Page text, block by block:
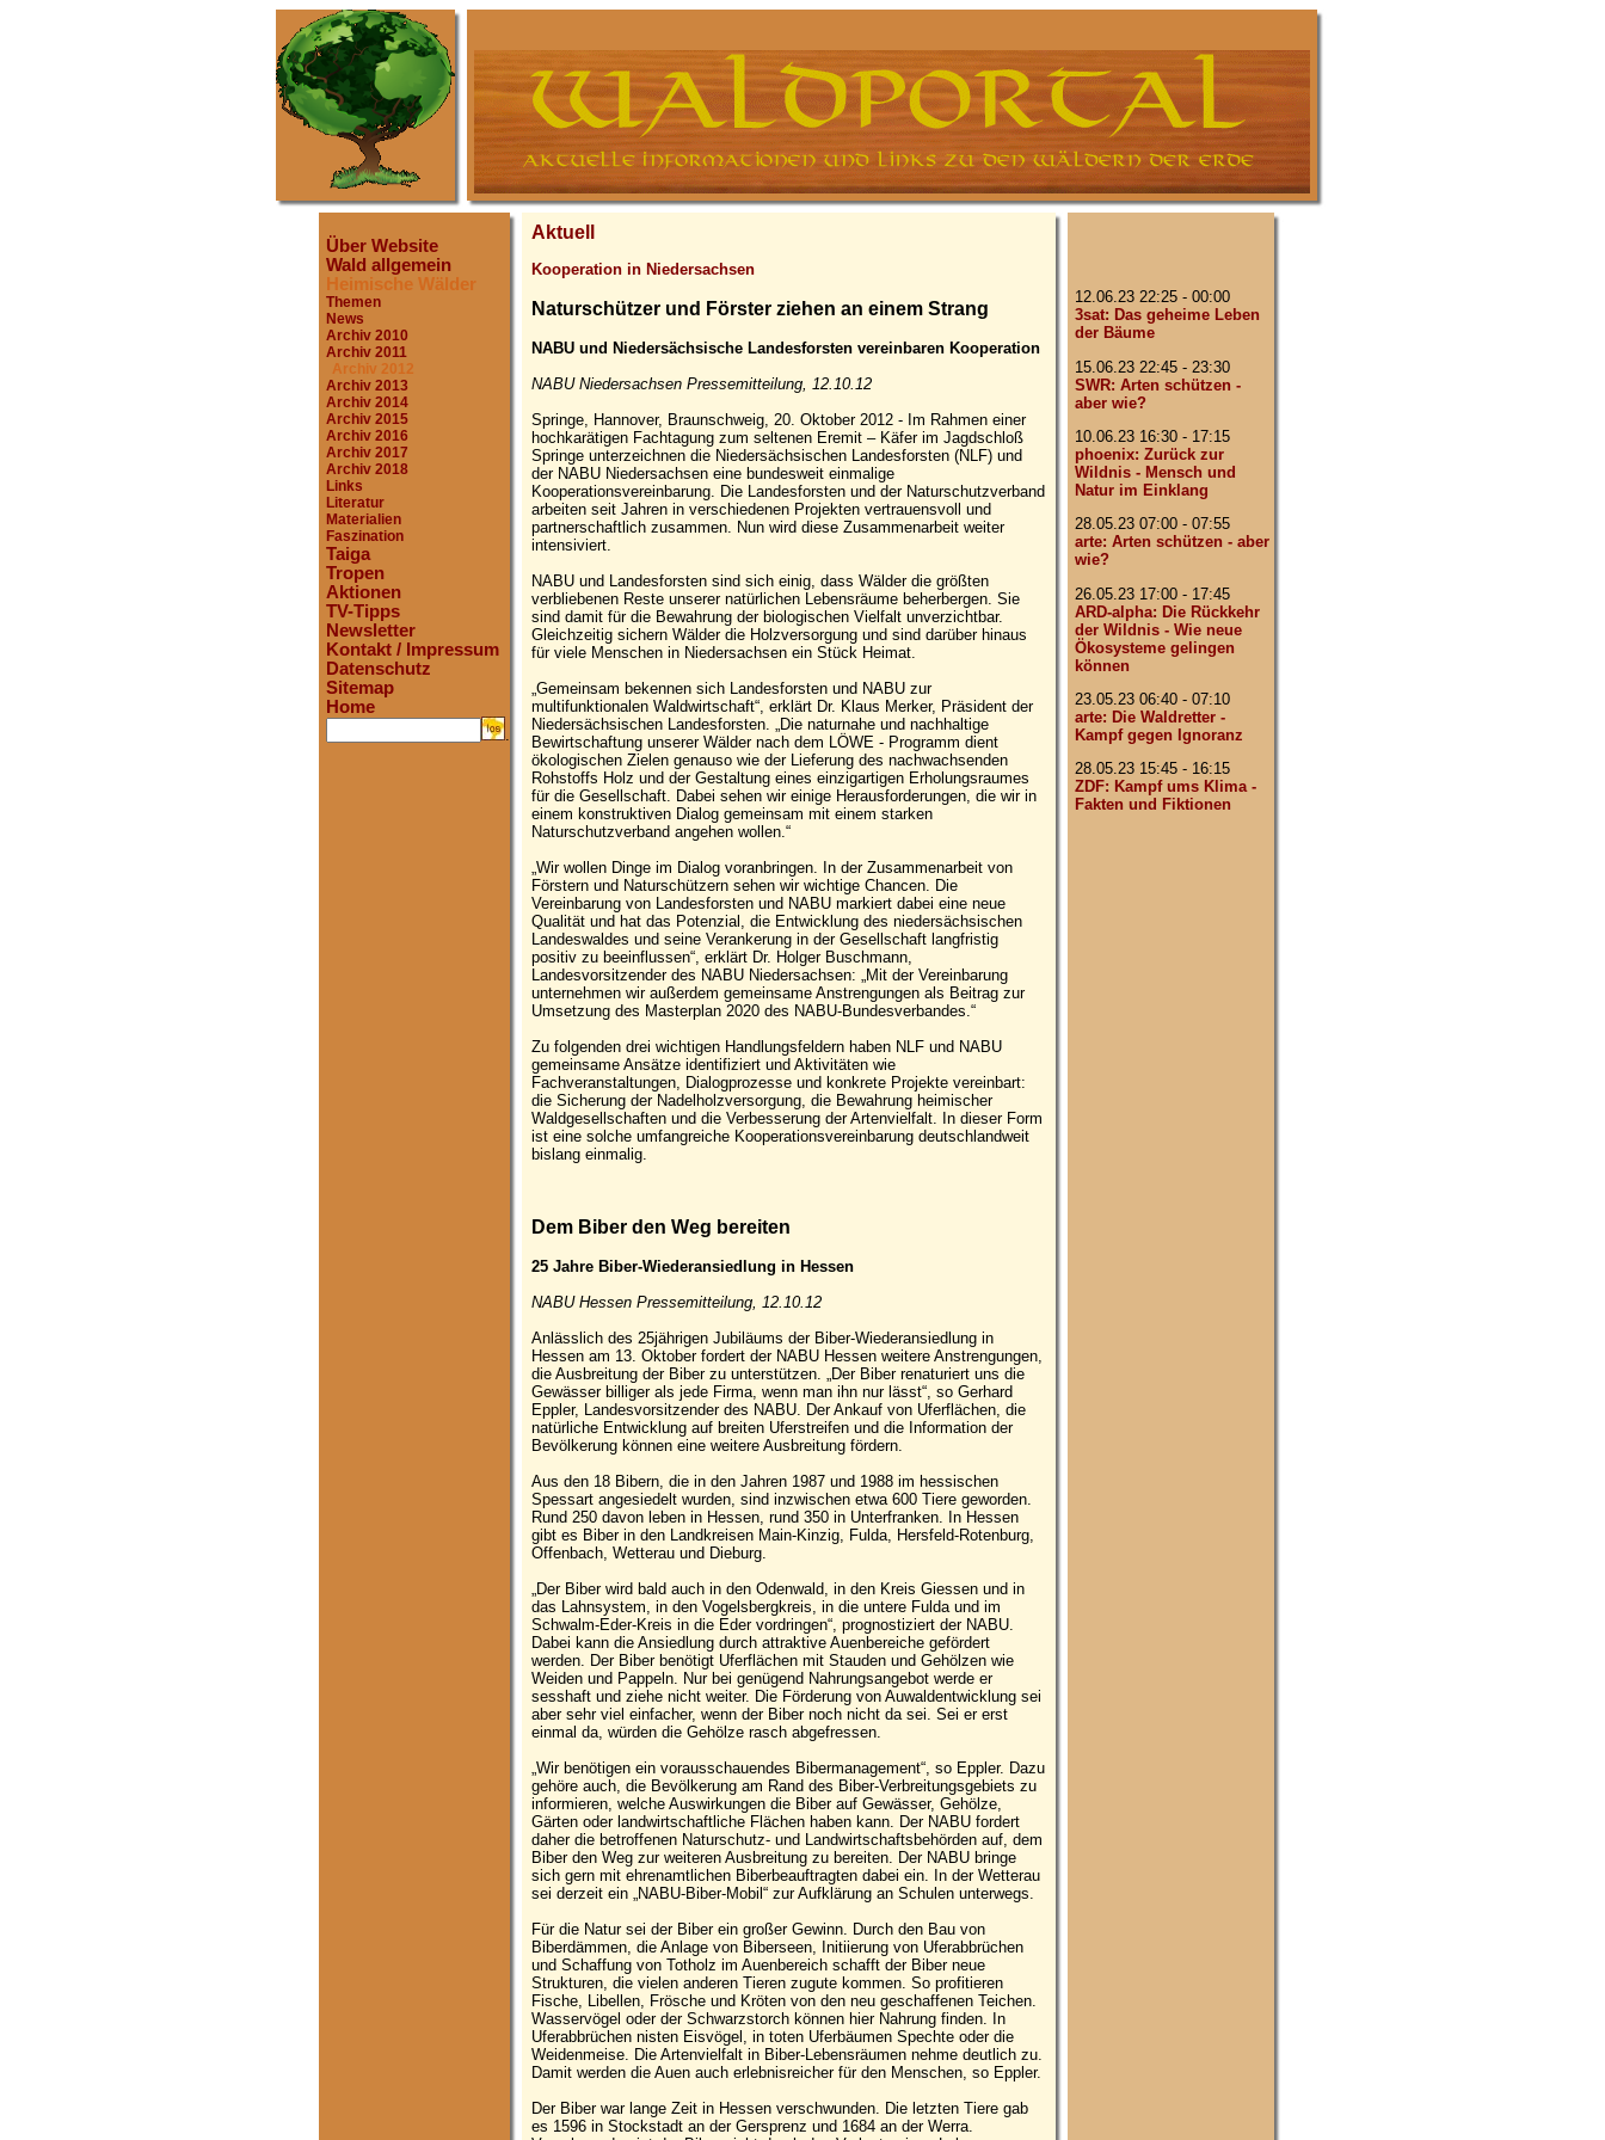
Über Website
Wald allgemein
Heimische Wälder
Themen
News
Archiv 2010
Archiv 2011
Archiv 2012
Archiv 2013
Archiv 2014
Archiv 2015
Archiv 2016
Archiv 2017
Archiv 2018
Links
Literatur
Materialien
Faszination
Taiga
Tropen
Aktionen
TV-Tipps
Newsletter
Kontakt / Impressum
Datenschutz
Sitemap
Home
.
Aktuell
Kooperation in Niedersachsen
Naturschützer und Förster ziehen an einem Strang
NABU und Niedersächsische Landesforsten vereinbaren Kooperation
NABU Niedersachsen Pressemitteilung, 12.10.12
Springe, Hannover, Braunschweig, 20. Oktober 2012 - Im Rahmen einer
hochkarätigen Fachtagung zum seltenen Eremit – Käfer im Jagdschloß
Springe unterzeichnen die Niedersächsischen Landesforsten (NLF) und
der NABU Niedersachsen eine bundesweit einmalige
Kooperationsvereinbarung. Die Landesforsten und der Naturschutzverband
arbeiten seit Jahren in verschiedenen Projekten vertrauensvoll und
partnerschaftlich zusammen. Nun wird diese Zusammenarbeit weiter
intensiviert.
NABU und Landesforsten sind sich einig, dass Wälder die größten
verbliebenen Reste unserer natürlichen Lebensräume beherbergen. Sie
sind damit für die Bewahrung der biologischen Vielfalt unverzichtbar.
Gleichzeitig sichern Wälder die Holzversorgung und sind darüber hinaus
für viele Menschen in Niedersachsen ein Stück Heimat.
„Gemeinsam bekennen sich Landesforsten und NABU zur
multifunktionalen Waldwirtschaft“, erklärt Dr. Klaus Merker, Präsident der
Niedersächsischen Landesforsten. „Die naturnahe und nachhaltige
Bewirtschaftung unserer Wälder nach dem LÖWE - Programm dient
ökologischen Zielen genauso wie der Lieferung des nachwachsenden
Rohstoffs Holz und der Gestaltung eines einzigartigen Erholungsraumes
für die Gesellschaft. Dabei sehen wir einige Herausforderungen, die wir in
einem konstruktiven Dialog gemeinsam mit einem starken
Naturschutzverband angehen wollen.“
„Wir wollen Dinge im Dialog voranbringen. In der Zusammenarbeit von
Förstern und Naturschützern sehen wir wichtige Chancen. Die
Vereinbarung von Landesforsten und NABU markiert dabei eine neue
Qualität und hat das Potenzial, die Entwicklung des niedersächsischen
Landeswaldes und seine Verankerung in der Gesellschaft langfristig
positiv zu beeinflussen“, erklärt Dr. Holger Buschmann,
Landesvorsitzender des NABU Niedersachsen: „Mit der Vereinbarung
unternehmen wir außerdem gemeinsame Anstrengungen als Beitrag zur
Umsetzung des Masterplan 2020 des NABU-Bundesverbandes.“
Zu folgenden drei wichtigen Handlungsfeldern haben NLF und NABU
gemeinsame Ansätze identifiziert und Aktivitäten wie
Fachveranstaltungen, Dialogprozesse und konkrete Projekte vereinbart:
die Sicherung der Nadelholzversorgung, die Bewahrung heimischer
Waldgesellschaften und die Verbesserung der Artenvielfalt. In dieser Form
ist eine solche umfangreiche Kooperationsvereinbarung deutschlandweit
bislang einmalig.
Dem Biber den Weg bereiten
25 Jahre Biber-Wiederansiedlung in Hessen
NABU Hessen Pressemitteilung, 12.10.12
Anlässlich des 25jährigen Jubiläums der Biber-Wiederansiedlung in
Hessen am 13. Oktober fordert der NABU Hessen weitere Anstrengungen,
die Ausbreitung der Biber zu unterstützen. „Der Biber renaturiert uns die
Gewässer billiger als jede Firma, wenn man ihn nur lässt“, so Gerhard
Eppler, Landesvorsitzender des NABU. Der Ankauf von Uferflächen, die
natürliche Entwicklung auf breiten Uferstreifen und die Information der
Bevölkerung können eine weitere Ausbreitung fördern.
Aus den 18 Bibern, die in den Jahren 1987 und 1988 im hessischen
Spessart angesiedelt wurden, sind inzwischen etwa 600 Tiere geworden.
Rund 250 davon leben in Hessen, rund 350 in Unterfranken. In Hessen
gibt es Biber in den Landkreisen Main-Kinzig, Fulda, Hersfeld-Rotenburg,
Offenbach, Wetterau und Dieburg.
„Der Biber wird bald auch in den Odenwald, in den Kreis Giessen und in
das Lahnsystem, in den Vogelsbergkreis, in die untere Fulda und im
Schwalm-Eder-Kreis in die Eder vordringen“, prognostiziert der NABU.
Dabei kann die Ansiedlung durch attraktive Auenbereiche gefördert
werden. Der Biber benötigt Uferflächen mit Stauden und Gehölzen wie
Weiden und Pappeln. Nur bei genügend Nahrungsangebot werde er
sesshaft und ziehe nicht weiter. Die Förderung von Auwaldentwicklung sei
aber sehr viel einfacher, wenn der Biber noch nicht da sei. Sei er erst
einmal da, würden die Gehölze rasch abgefressen.
„Wir benötigen ein vorausschauendes Bibermanagement“, so Eppler. Dazu
gehöre auch, die Bevölkerung am Rand des Biber-Verbreitungsgebiets zu
informieren, welche Auswirkungen die Biber auf Gewässer, Gehölze,
Gärten oder landwirtschaftliche Flächen haben kann. Der NABU fordert
daher die betroffenen Naturschutz- und Landwirtschaftsbehörden auf, dem
Biber den Weg zur weiteren Ausbreitung zu bereiten. Der NABU bringe
sich gern mit ehrenamtlichen Biberbeauftragten dabei ein. In der Wetterau
sei derzeit ein „NABU-Biber-Mobil“ zur Aufklärung an Schulen unterwegs.
Für die Natur sei der Biber ein großer Gewinn. Durch den Bau von
Biberdämmen, die Anlage von Biberseen, Initiierung von Uferabbrüchen
und Schaffung von Totholz im Auenbereich schafft der Biber neue
Strukturen, die vielen anderen Tieren zugute kommen. So profitieren
Fische, Libellen, Frösche und Kröten von den neu geschaffenen Teichen.
Wasservögel oder der Schwarzstorch können hier Nahrung finden. In
Uferabbrüchen nisten Eisvögel, in toten Uferbäumen Spechte oder die
Weidenmeise. Die Artenvielfalt in Biber-Lebensräumen nehme deutlich zu.
Damit werden die Auen auch erlebnisreicher für den Menschen, so Eppler.
Der Biber war lange Zeit in Hessen verschwunden. Die letzten Tiere gab
es 1596 in Stockstadt an der Gersprenz und 1684 an der Werra.
12.06.23 22:25 - 00:00
3sat: Das geheime Leben
der Bäume
15.06.23 22:45 - 23:30
SWR: Arten schützen -
aber wie?
10.06.23 16:30 - 17:15
phoenix: Zurück zur
Wildnis - Mensch und
Natur im Einklang
28.05.23 07:00 - 07:55
arte: Arten schützen - aber
wie?
26.05.23 17:00 - 17:45
ARD-alpha: Die Rückkehr
der Wildnis - Wie neue
Ökosysteme gelingen
können
23.05.23 06:40 - 07:10
arte: Die Waldretter -
Kampf gegen Ignoranz
28.05.23 15:45 - 16:15
ZDF: Kampf ums Klima -
Fakten und Fiktionen